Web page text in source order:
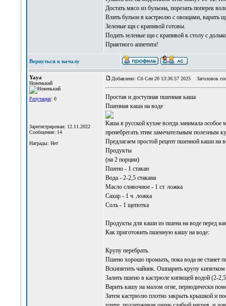
Достать мясо из бульона, порезать поперек
Влить бульон в кастрюлю с овощами, варить
Зеленые щи с крапивой готовы.
Подать зеленые щи с крапивой к столу с
Приятного аппетита!
Вернуться к началу
Yaya
Новенький
Репутация: 0
Зарегистрирован: 12.11.2022
Сообщения: 14
Награды: Нет
Добавлено: Сб Сен 20 13:36:57 2025 Заголовок
Простая и доступная пшенная каша
Пшенная каша на воде
Каша в русской кухне всегда занимала
пренебрегать этим замечательным полезным
Предлагаем простой рецепт пшенной каши на
Продукты
(на 2 порции)
Пшено - 1 стакан
Вода - 2-2,5 стакана
Масло сливочное - 1 ст. ложка
Сахар - 1 ч. ложка
Соль - 1 щепотка
Продукты для каши из пшена на воде перед
Как приготовить пшенную кашу на воде:
Крупу перебрать.
Пшено хорошо промыть, пока вода не станет
Вскипятить чайник. Ошпарить крупу
Залить пшено в кастрюле кипящей водой (2-
Варить кашу на малом огне, периодически
Затем кастрюлю плотно закрыть крышкой и